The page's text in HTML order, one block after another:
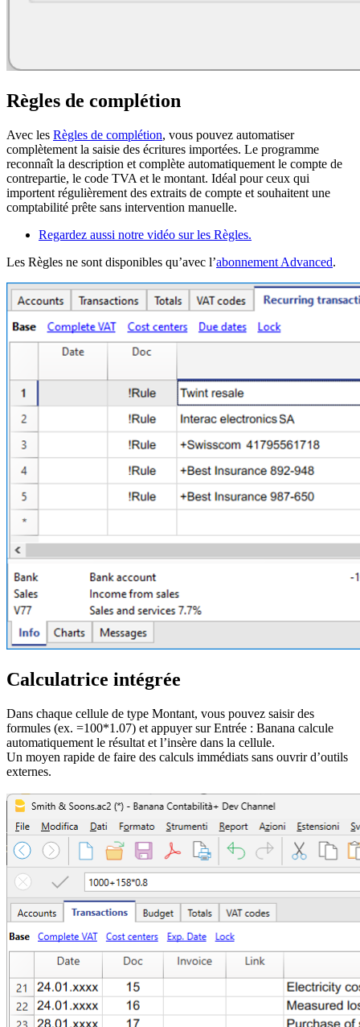
Règles de complétion
Avec les Règles de complétion, vous pouvez automatiser
complètement la saisie des écritures importées. Le programme
reconnaît la description et complète automatiquement le compte de
contrepartie, le code TVA et le montant. Idéal pour ceux qui
importent régulièrement des extraits de compte et souhaitent une
comptabilité prête sans intervention manuelle.
Regardez aussi notre vidéo sur les Règles.
Les Règles ne sont disponibles qu’avec l’abonnement Advanced.
Calculatrice intégrée
Dans chaque cellule de type Montant, vous pouvez saisir des
formules (ex. =100*1.07) et appuyer sur Entrée : Banana calcule
automatiquement le résultat et l’insère dans la cellule.
Un moyen rapide de faire des calculs immédiats sans ouvrir d’outils
externes.